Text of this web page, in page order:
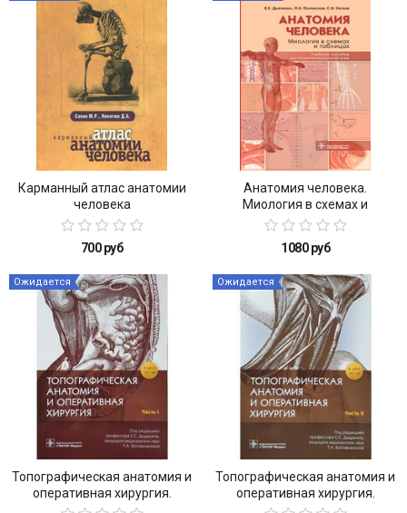
Карманный атлас анатомии
человека
700 руб
Анатомия человека.
Миология в схемах и
таблицах. Учебное пособие
вузов
1080 руб
Ожидается
Топографическая анатомия и
оперативная хирургия.
Рабочая тетрадь. В 2 ч. Ч. 1
Ожидается
Топографическая анатомия и
оперативная хирургия.
Рабочая тетрадь. В 2 ч. Ч. 2